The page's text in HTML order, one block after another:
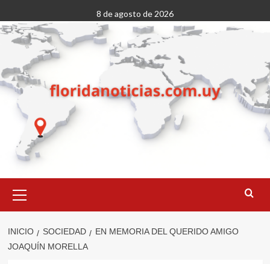
al
contenido
8 de agosto de 2026
primario
INICIO SOCIEDAD
EN MEMORIA DEL QUERIDO AMIGO
JOAQUÍN MORELLA